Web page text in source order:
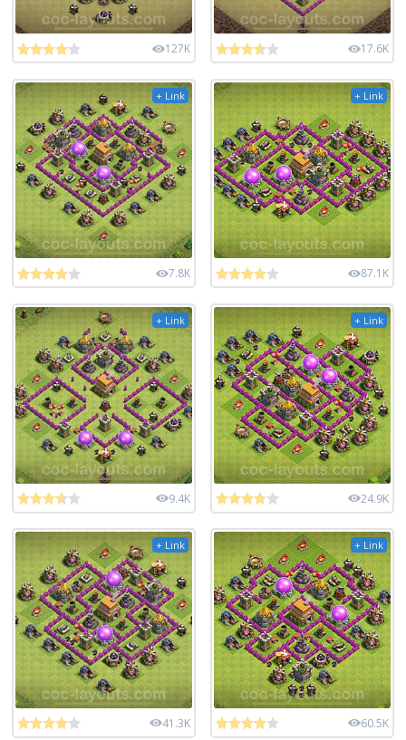
127K 17.6K
+ Link
7.8K
+ Link
87.1K
+ Link
9.4K
+ Link
24.9K
+ Link
41.3K
+ Link
60.5K